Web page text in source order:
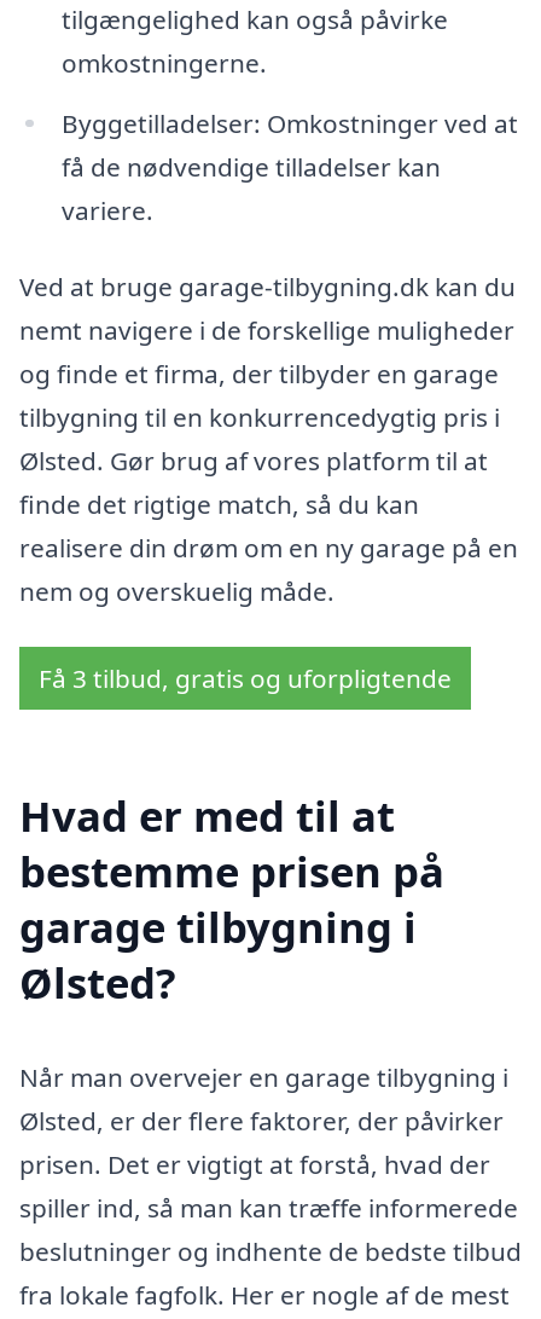
tilgængelighed kan også påvirke
omkostningerne.
Byggetilladelser: Omkostninger ved at
få de nødvendige tilladelser kan
variere.
Ved at bruge garage-tilbygning.dk kan du
nemt navigere i de forskellige muligheder
og finde et firma, der tilbyder en garage
tilbygning til en konkurrencedygtig pris i
Ølsted. Gør brug af vores platform til at
finde det rigtige match, så du kan
realisere din drøm om en ny garage på en
nem og overskuelig måde.
Få 3 tilbud, gratis og uforpligtende
Hvad er med til at
bestemme prisen på
garage tilbygning i
Ølsted?
Når man overvejer en garage tilbygning i
Ølsted, er der flere faktorer, der påvirker
prisen. Det er vigtigt at forstå, hvad der
spiller ind, så man kan træffe informerede
beslutninger og indhente de bedste tilbud
fra lokale fagfolk. Her er nogle af de mest